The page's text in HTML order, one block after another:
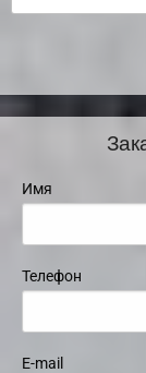
Имя
Телефон
E-mail